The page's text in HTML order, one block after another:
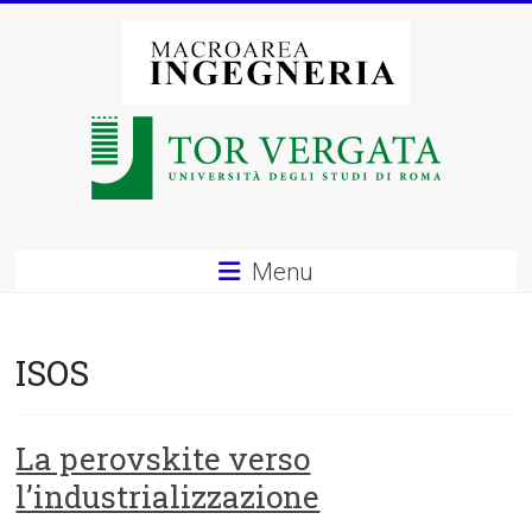
Macroarea
degli
di
Roma
Menu
ISOS
La perovskite verso
l’industrializzazione